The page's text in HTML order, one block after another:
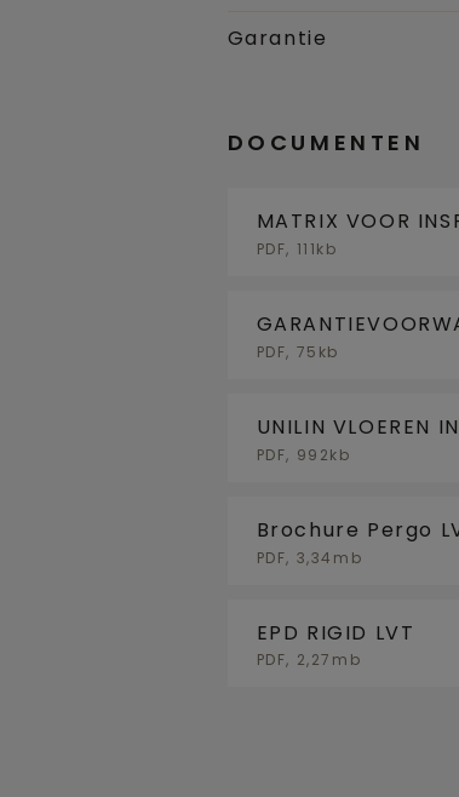
Garantie
DOCUMENTEN
MATRIX VOOR
BASISVLOER
PDF, 111kb
PDF, 75kb
UNILIN VLOEREN
KOELING (BE)
PDF, 992kb
Brochure Pergo
PDF, 3,34mb
EPD RIGID LVT
PDF, 2,27mb